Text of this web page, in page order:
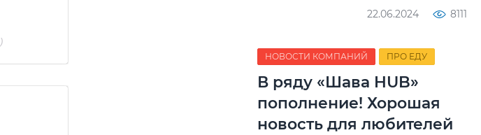
22.06.2024 8111
НОВОСТИ КОМПАНИЙ ПРО ЕДУ
В ряду «Шава HUB»
пополнение! Хорошая
новость для любителей